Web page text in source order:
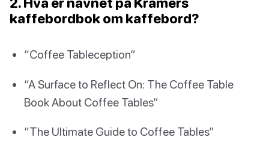
kaffebordbok om kaffebord?
“Coffee Tableception”
“A Surface to Reflect On: The Coffee Table
Book About Coffee Tables”
“The Ultimate Guide to Coffee Tables”